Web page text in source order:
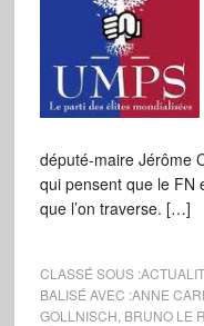
député-maire Jérôme
qui pensent que le FN
que l’on traverse. […]
CLASSÉ SOUS :
BALISÉ AVEC :ANNE
GOLLNISCH BRUNO LE